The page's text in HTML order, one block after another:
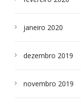
janeiro 2020
dezembro 2019
novembro 2019